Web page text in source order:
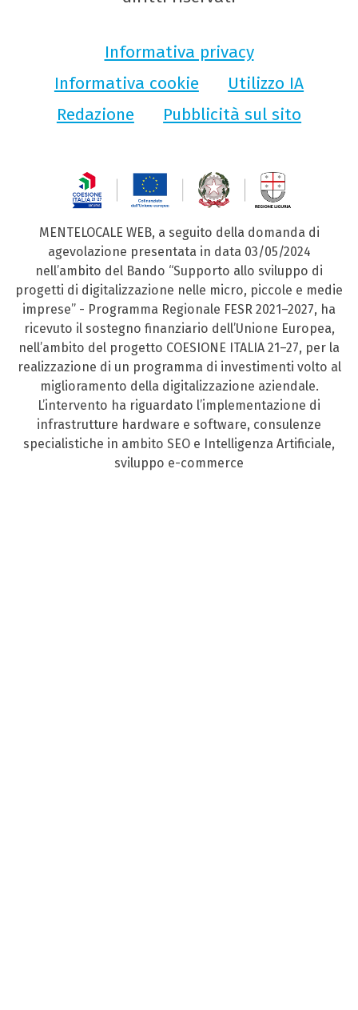
Informativa privacy
Informativa cookie
Utilizzo IA
Redazione
Pubblicità sul sito
MENTELOCALE WEB, a seguito della domanda di
agevolazione presentata in data 03/05/2024
nell’ambito del Bando “Supporto allo sviluppo di
progetti di digitalizzazione nelle micro, piccole e medie
imprese” - Programma Regionale FESR 2021–2027, ha
ricevuto il sostegno finanziario dell’Unione Europea,
nell’ambito del progetto COESIONE ITALIA 21–27, per la
realizzazione di un programma di investimenti volto al
miglioramento della digitalizzazione aziendale.
L’intervento ha riguardato l’implementazione di
infrastrutture hardware e software, consulenze
specialistiche in ambito SEO e Intelligenza Artificiale,
sviluppo e-commerce